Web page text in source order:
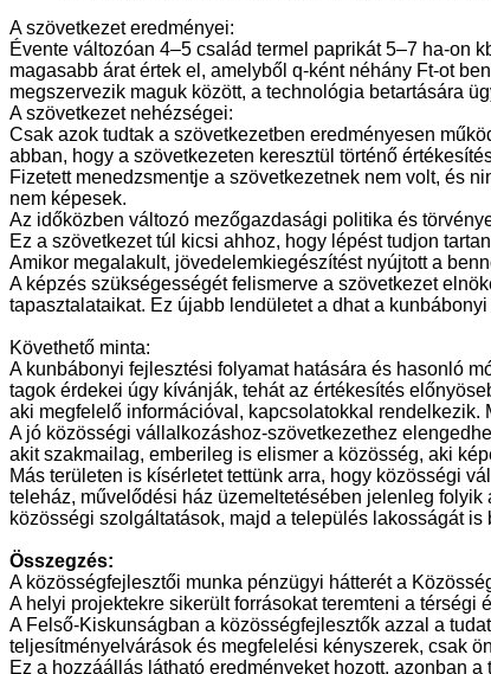
A szövetkezet eredményei:
Évente változóan 4–5 család termel paprikát 5–7 ha-on
magasabb árat értek el, amelyből q-ként néhány Ft-ot
megszervezik maguk között, a technológia betartására
A szövetkezet nehézségei:
Csak azok tudtak a szövetkezetben eredményesen
abban, hogy a szövetkezeten keresztül történő
Fizetett menedzsmentje a szövetkezetnek nem volt, és
nem képesek.
Az időközben változó mezőgazdasági politika és
Ez a szövetkezet túl kicsi ahhoz, hogy lépést tudjon
Amikor megalakult, jövedelemkiegészítést nyújtott a
A képzés szükségességét felismerve a szövetkezet
tapasztalataikat. Ez újabb lendületet a dhat a
Követhető minta:
A kunbábonyi fejlesztési folyamat hatására és hasonló
tagok érdekei úgy kívánják, tehát az értékesítés
aki megfelelő információval, kapcsolatokkal
A jó közösségi vállalkozáshoz-szövetkezethez
akit szakmailag, emberileg is elismer a közösség, aki
Más területen is kísérletet tettünk arra, hogy közösségi
teleház, művelődési ház üzemeltetésében jelenleg
közösségi szolgáltatások, majd a település lakosságát
Összegzés:
A közösségfejlesztői munka pénzügyi hátterét a
A helyi projektekre sikerült forrásokat teremteni a
A Felső-Kiskunságban a közösségfejlesztők azzal a
teljesítményelvárások és megfelelési kényszerek, csak
Ez a hozzáállás látható eredményeket hozott, azonban